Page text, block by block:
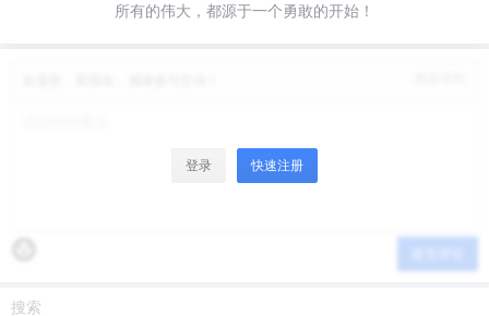
所有的伟大，都源于一个勇敢的开始！
登录 快速注册
您没有权限发布内容，请购买会员或者提升权